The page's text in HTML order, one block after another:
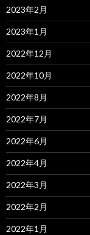
2023年2月
2023年1月
2022年12月
2022年10月
2022年8月
2022年7月
2022年6月
2022年4月
2022年3月
2022年2月
2022年1月